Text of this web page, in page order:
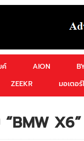
ค์ AION
ZEEKR มอเตอร์